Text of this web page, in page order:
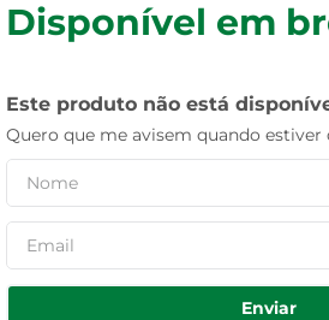
Disponível em
Este produto não está
Quero que me avisem quando estiver
Enviar